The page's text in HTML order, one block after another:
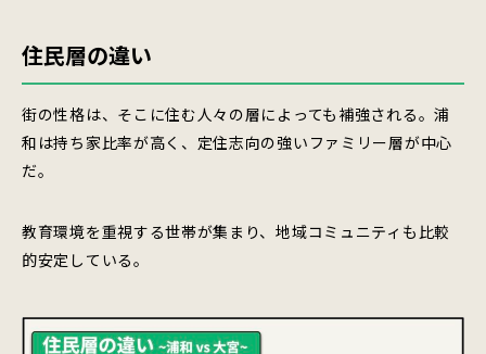
住民層の違い
街の性格は、そこに住む人々の層によっても補強される。浦
和は持ち家比率が高く、定住志向の強いファミリー層が中心
だ。
教育環境を重視する世帯が集まり、地域コミュニティも比較
的安定している。